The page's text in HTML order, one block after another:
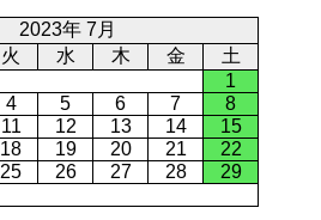
2023年 7月
火 水 木 金
土
1
4 5 6 7
8
11 12 13 14
15
18 19 20 21
22
25 26 27 28
29